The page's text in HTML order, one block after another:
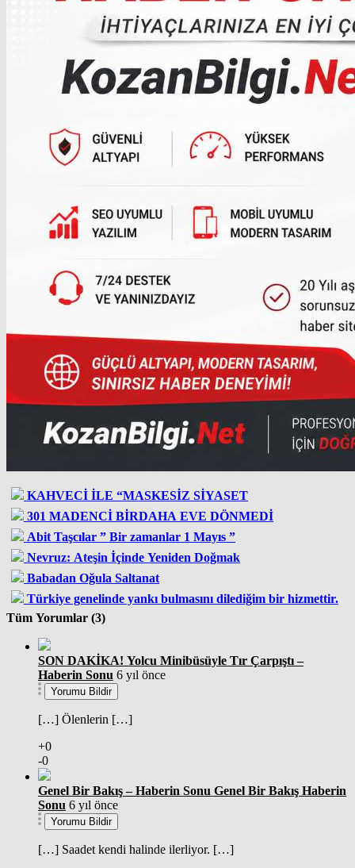
KAHVECİ İLE “MASKESİZ SİYASET
301 MADENCİ BİRDAHA EVE DÖNMEDİ
Abit Taşcılar ” Bir zamanlar 1 Mayıs ”
Nevruz: Ateşin İçinde Yeniden Doğmak
Babadan Oğula Saltanat
Türkiye genelinde yankı bulmasını dilediğim bir hizmettir.
Tüm Yorumlar (3)
SON DAKİKA! Yolcu Minibüsüyle Tır Çarpıştı –
Haberin Sonu 6 yıl önce
Yorumu Bildir
[…] Ölenlerin […]
+0
-0
Genel Bir Bakış – Haberin Sonu Genel Bir Bakış Haberin
Sonu 6 yıl önce
Yorumu Bildir
[…] Saadet kendi halinde ilerliyor. […]